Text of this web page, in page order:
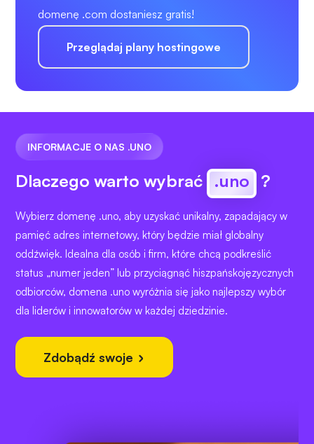
domenę .com dostaniesz gratis!
Przeglądaj plany hostingowe
INFORMACJE O NAS .UNO
Dlaczego warto wybrać .uno ?
Wybierz domenę .uno, aby uzyskać unikalny, zapadający w
pamięć adres internetowy, który będzie miał globalny
oddźwięk. Idealna dla osób i firm, które chcą podkreślić
status „numer jeden” lub przyciągnąć hiszpańskojęzycznych
odbiorców, domena .uno wyróżnia się jako najlepszy wybór
dla liderów i innowatorów w każdej dziedzinie.
Zdobądź swoje